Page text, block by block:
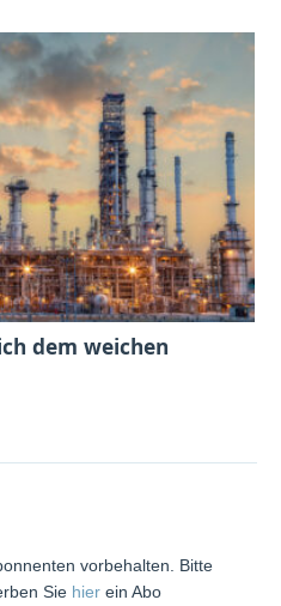
dem weichen
vorbehalten. Bitte
Sie hier ein Abo